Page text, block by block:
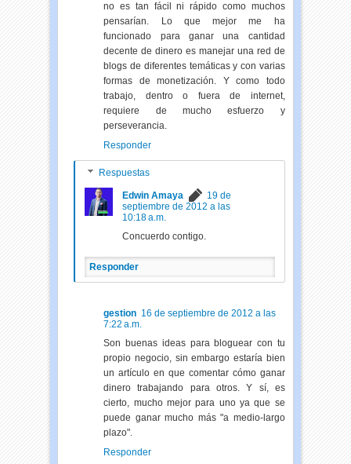
no es tan fácil ni rápido como muchos
pensarían. Lo que mejor me ha
funcionado para ganar una cantidad
decente de dinero es manejar una red de
blogs de diferentes temáticas y con varias
formas de monetización. Y como todo
trabajo, dentro o fuera de internet,
requiere de mucho esfuerzo y
perseverancia.
Responder
Respuestas
Edwin Amaya
19 de
septiembre de 2012 a las
10:18 a.m.
Concuerdo contigo.
Responder
gestion 16 de septiembre de 2012 a las
7:22 a.m.
Son buenas ideas para bloguear con tu
propio negocio, sin embargo estaría bien
un artículo en que comentar cómo ganar
dinero trabajando para otros. Y sí, es
cierto, mucho mejor para uno ya que se
puede ganar mucho más "a medio-largo
plazo".
Responder